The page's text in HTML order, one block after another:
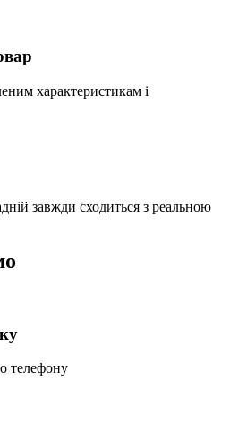
характеристикам і
завжди сходиться з реальною
телефону